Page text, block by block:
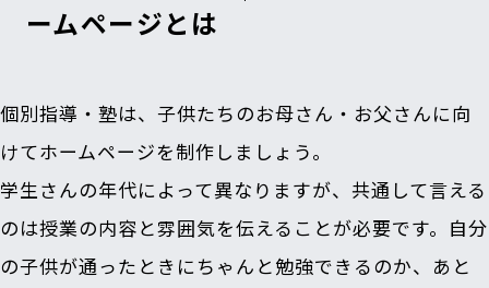
ームページとは
個別指導・塾は、子供たちのお母さん・お父さんに向
けてホームページを制作しましょう。
学生さんの年代によって異なりますが、共通して言える
のは授業の内容と雰囲気を伝えることが必要です。自分
の子供が通ったときにちゃんと勉強できるのか、あと